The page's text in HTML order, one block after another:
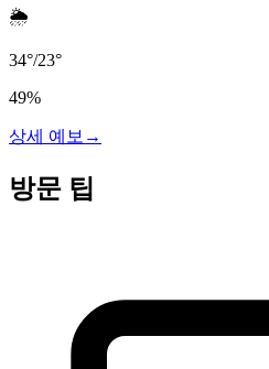
🌦️
34°/23°
49%
상세 예보 →
방문 팁